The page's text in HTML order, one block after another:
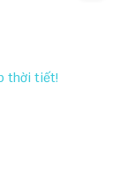
thời tiết!